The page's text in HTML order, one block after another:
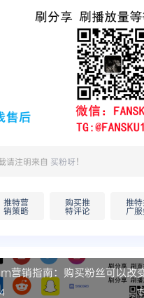
请注明来自 买粉呀！
推特营
销策略
购买推
特评论
推
广
营销指南：购买粉丝可以改
游